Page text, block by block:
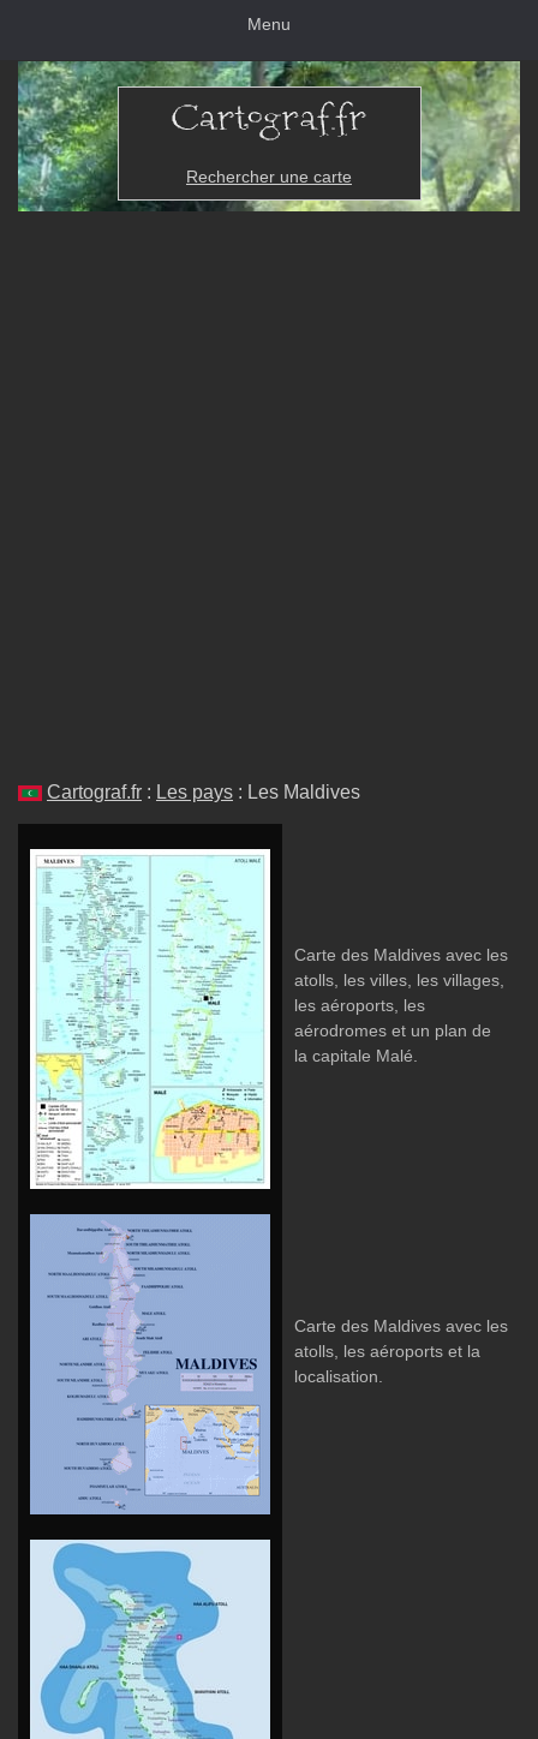
Menu
Rechercher une carte
Cartograf.fr : Les pays : Les Maldives
Carte des Maldives avec les
atolls, les villes, les villages,
les aéroports, les
aérodromes et un plan de
la capitale Malé.
Carte des Maldives avec les
atolls, les aéroports et la
localisation.